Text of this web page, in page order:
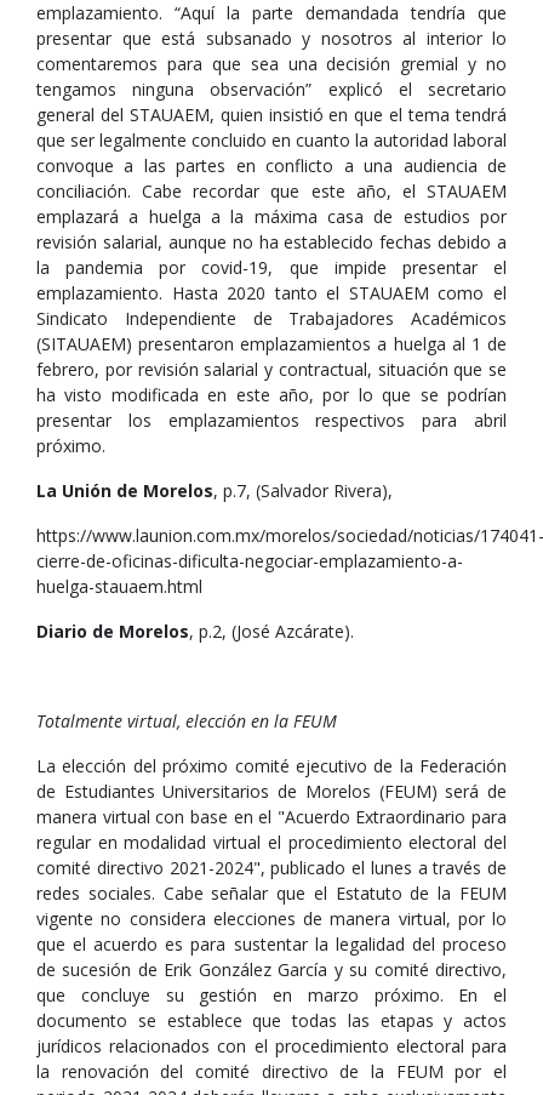
emplazamiento. “Aquí la parte demandada tendría que
presentar que está subsanado y nosotros al interior lo
comentaremos para que sea una decisión gremial y no
tengamos ninguna observación” explicó el secretario
general del STAUAEM, quien insistió en que el tema tendrá
que ser legalmente concluido en cuanto la autoridad laboral
convoque a las partes en conflicto a una audiencia de
conciliación. Cabe recordar que este año, el STAUAEM
emplazará a huelga a la máxima casa de estudios por
revisión salarial, aunque no ha establecido fechas debido a
la pandemia por covid-19, que impide presentar el
emplazamiento. Hasta 2020 tanto el STAUAEM como el
Sindicato Independiente de Trabajadores Académicos
(SITAUAEM) presentaron emplazamientos a huelga al 1 de
febrero, por revisión salarial y contractual, situación que se
ha visto modificada en este año, por lo que se podrían
presentar los emplazamientos respectivos para abril
próximo.
La Unión de Morelos, p.7, (Salvador Rivera),
https://www.launion.com.mx/morelos/sociedad/noticias/174041-
cierre-de-oficinas-dificulta-negociar-emplazamiento-a-
huelga-stauaem.html
Diario de Morelos, p.2, (José Azcárate).
Totalmente virtual, elección en la FEUM
La elección del próximo comité ejecutivo de la Federación
de Estudiantes Universitarios de Morelos (FEUM) será de
manera virtual con base en el "Acuerdo Extraordinario para
regular en modalidad virtual el procedimiento electoral del
comité directivo 2021-2024", publicado el lunes a través de
redes sociales. Cabe señalar que el Estatuto de la FEUM
vigente no considera elecciones de manera virtual, por lo
que el acuerdo es para sustentar la legalidad del proceso
de sucesión de Erik González García y su comité directivo,
que concluye su gestión en marzo próximo. En el
documento se establece que todas las etapas y actos
jurídicos relacionados con el procedimiento electoral para
la renovación del comité directivo de la FEUM por el